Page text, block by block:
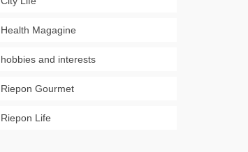
Health Magagine
hobbies and interests
Riepon Gourmet
Riepon Life